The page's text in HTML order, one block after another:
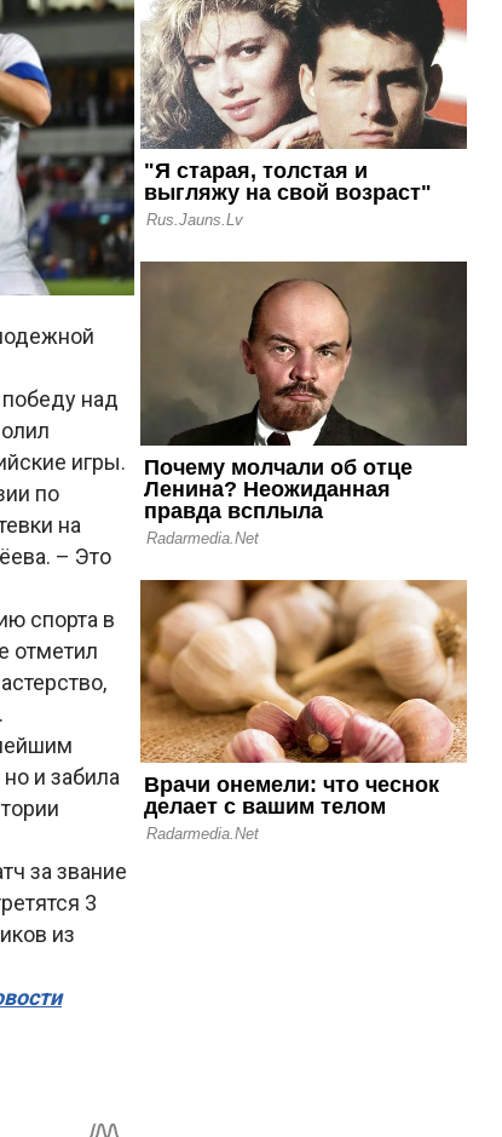
победу над
игры.
по
на
– Это
спорта в
отметил
и забила
за звание
3
из